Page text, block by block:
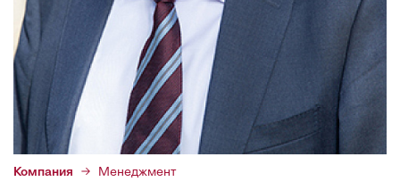
Компания Менеджмент